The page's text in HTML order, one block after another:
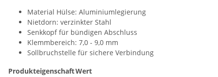
Material Hülse: Aluminiumlegierung
Nietdorn: verzinkter Stahl
Senkkopf für bündigen Abschluss
Klemmbereich: 7,0 - 9,0 mm
Sollbruchstelle für sichere Verbindung
ProdukteigenschaftWert